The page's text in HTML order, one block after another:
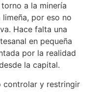
a la minería
por eso no
Hace falta una
en pequeña
por la realidad
la capital.
controlar y restringir